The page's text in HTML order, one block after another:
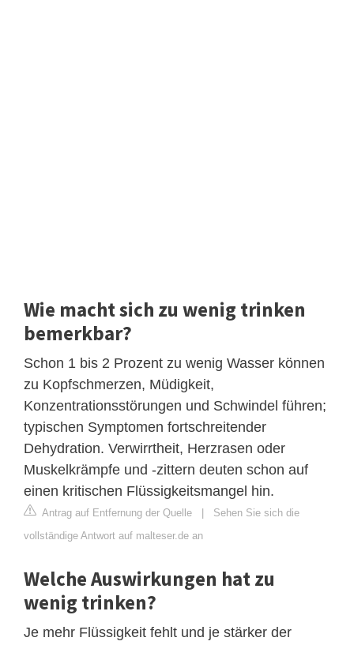
Wie macht sich zu wenig trinken
bemerkbar?
Schon 1 bis 2 Prozent zu wenig Wasser können
zu Kopfschmerzen, Müdigkeit,
Konzentrationsstörungen und Schwindel führen;
typischen Symptomen fortschreitender
Dehydration. Verwirrtheit, Herzrasen oder
Muskelkrämpfe und -zittern deuten schon auf
einen kritischen Flüssigkeitsmangel hin.
Antrag auf Entfernung der Quelle
Sehen Sie sich die
vollständige Antwort auf malteser.de an
Welche Auswirkungen hat zu
wenig trinken?
Je mehr Flüssigkeit fehlt und je stärker der